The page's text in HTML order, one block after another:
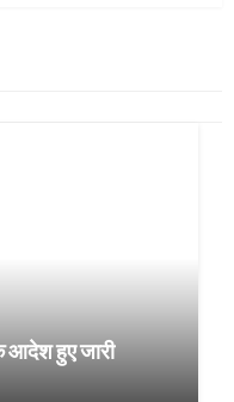
आदेश हुए जारी